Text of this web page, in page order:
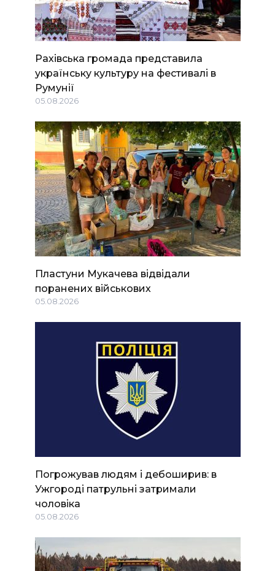
Рахівська громада представила
українську культуру на фестивалі в
Румунії
05.08.2026
Пластуни Мукачева відвідали
поранених військових
05.08.2026
Погрожував людям і дебоширив: в
Ужгороді патрульні затримали
чоловіка
05.08.2026